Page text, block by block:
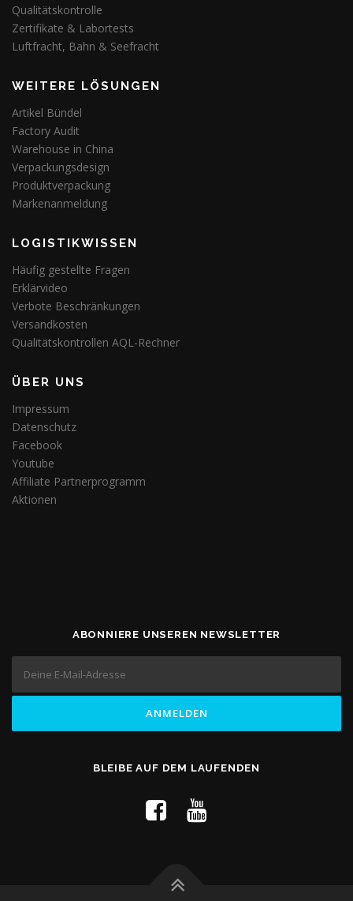
Qualitätskontrolle
Zertifikate & Labortests
Luftfracht, Bahn & Seefracht
WEITERE LÖSUNGEN
Artikel Bündel
Factory Audit
Warehouse in China
Verpackungsdesign
Produktverpackung
Markenanmeldung
LOGISTIKWISSEN
Häufig gestellte Fragen
Erklärvideo
Verbote Beschränkungen
Versandkosten
Qualitätskontrollen AQL-Rechner
ÜBER UNS
Impressum
Datenschutz
Facebook
Youtube
Affiliate Partnerprogramm
Aktionen
ABONNIERE UNSEREN NEWSLETTER
BLEIBE AUF DEM LAUFENDEN